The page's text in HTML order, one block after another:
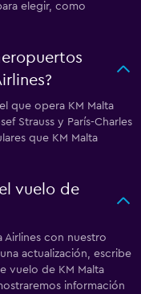
elegir, como
que opera KM Malta
Strauss y París-Charles
que KM Malta
vuelo de
Airlines con nuestro
actualización, escribe
vuelo de KM Malta
información